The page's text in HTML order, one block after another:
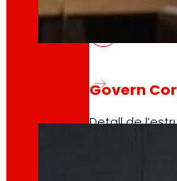
Govern
Detall de
EROSKI obté
06/05/2026